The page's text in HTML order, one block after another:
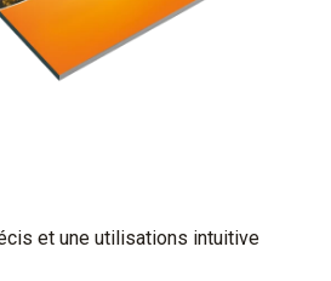
Analyse de gaz de
combustion
et une utilisations intuitive